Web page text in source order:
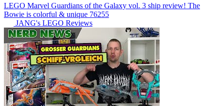
LEGO Marvel Guardians of the Galaxy vol. 3 ship review! The
Bowie is colorful & unique 76255
JANG's LEGO Reviews